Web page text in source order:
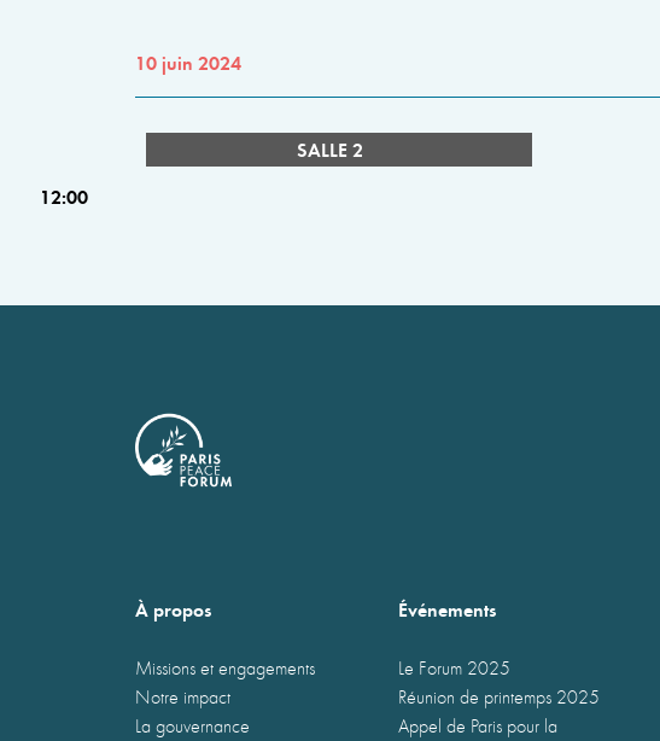
10 juin 2024
SALLE 2
12:00
À propos
Missions et engagements
Notre impact
La gouvernance
Événements
Le Forum 2025
Réunion de printemps 2025
Appel de Paris pour la